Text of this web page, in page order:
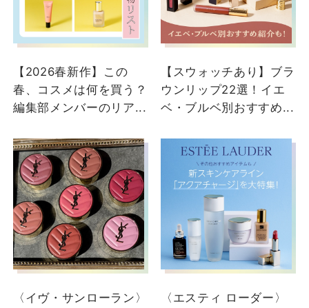
【2026春新作】この
春、コスメは何を買う？
編集部メンバーのリア...
【スウォッチあり】ブラ
ウンリップ22選！イエ
ベ・ブルベ別おすすめ...
〈イヴ・サンローラン〉
〈エスティ ローダー〉